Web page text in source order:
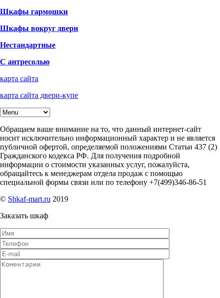
Шкафы гармошки
Шкафы вокруг двери
Нестандартные
С антресолью
карта сайта
карта сайта двери-купе
Обращаем ваше внимание на то, что данный интернет-сайт
носит исключительно информационный характер и не является
публичной офертой, определяемой положениями Статьи 437 (2)
Гражданского кодекса РФ. Для получения подробной
информации о стоимости указанных услуг, пожалуйста,
обращайтесь к менеджерам отдела продаж с помощью
специальной формы связи или по телефону +7(499)346-86-51
© Shkaf-mart.ru 2019
Заказать шкаф